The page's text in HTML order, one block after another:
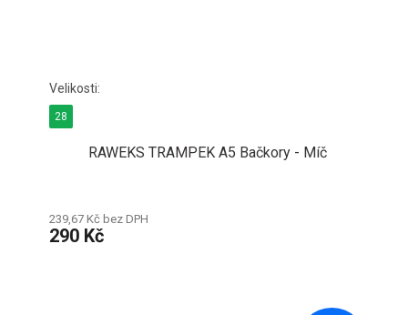
RAWEKS TRAMPEK A5 Bačkory - Míč
239,67 Kč bez DPH
290 Kč
28